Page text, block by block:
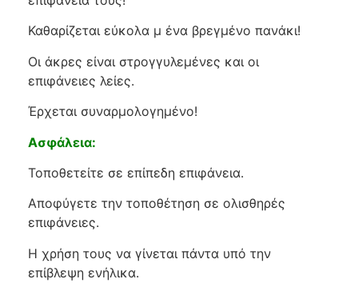
Καθαρίζεται εύκολα μ ένα βρεγμένο πανάκι!
Οι άκρες είναι στρογγυλεμένες και οι
επιφάνειες λείες.
Έρχεται συναρμολογημένο!
Ασφάλεια:
Τοποθετείτε σε επίπεδη επιφάνεια.
Αποφύγετε την τοποθέτηση σε ολισθηρές
επιφάνειες.
Η χρήση τους να γίνεται πάντα υπό την
επίβλεψη ενήλικα.